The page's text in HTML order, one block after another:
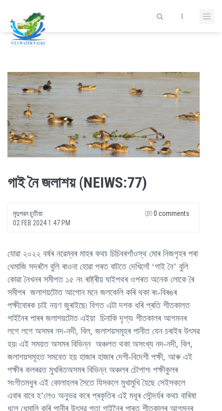
গাই নৈ জলাশয় (NEIWS:77)
মৃদুপৱন চুতীয়া
02 FEB 2024 1:47 PM
0 comments
যোৱা ২০২২ বৰ্ষৰ নৱেম্বৰ মাহৰ কথা৷ চিচিবৰগাঁওস্থ মোৰ নিজগৃহৰ পৰা
ধেমাজি সদৰলৈ বুলি ৰাওনা হোৱা পৰত বাটতে দেখিলোঁ ‘গাই নৈ’ বুলি
কোৱা নৈখনৰ সমীপত ১৫ নং ৰাষ্ট্ৰীয় ঘাইপথৰ ওপৰত অনেক লোকে ৰৈ
সমীপৰ জলাশয়টোত আপোন মনে জলকেলি কৰি থকা ৰং-বিৰঙৰ
পক্ষীবোৰক চাই নয়ণ জুৰাইছে৷ বিগত এটা দশক ধৰি প্ৰতি শীতকালত
গাইনৈৰ পাৰৰ জলাশয়টোত এইয়া চিনাকি দৃশ্য৷ শীতকালৰ আগমনৰ
লগে লগে অসমৰ নদ-নদী, বিল, জলাশয়সমূহৰ পানীত যেন চৰাইৰ উৎসৱ
হয়৷ এই সময়ত অসমৰ বিভিন্ন অঞ্চলত থকা অসংখ্য নদ-নদী, বিল,
জলাশয়সমূহত সমবেত হয় হাজাৰ হাজাৰ দেশী-বিদেশী পক্ষী, আৰু এই
পক্ষীৰ কলৰৱত মুখৰিতঅসমৰ বিভিন্ন অঞ্চলৰ চৌপাশ৷ পক্ষীকুলৰ
সংগীতমধুৰ এই কোলাহলৰ সৈতে যিসকলে মুখামুখি হৈছে সেইসকলে
এবাৰ বাবে হ’লেও অনুভৱ কৰে প্ৰকৃতিৰ এই মধূৰ সৌন্দৰ্যৰ কথা৷ বাৰিষা
ধলে ধেমালি কৰি পানীৰ উৎসৱ পতা গাইনৈৰ পাৰত শীতকালৰ আগমনৰ